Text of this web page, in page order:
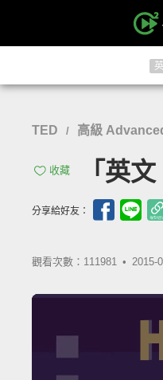
TED / 高級
收藏 「英
分享給好友：
觀看次數：111981 • 2015-